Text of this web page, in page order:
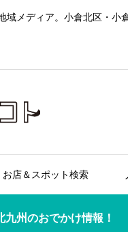
域メディア。小倉北区・
お店＆スポット検索
九州のおでかけ情報！